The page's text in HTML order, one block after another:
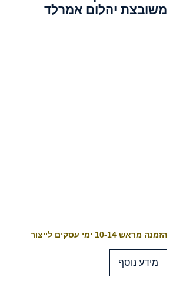
משובצת יהלום אמרלד
הזמנה מראש 10-14 ימי עסקים לייצור
מידע נוסף